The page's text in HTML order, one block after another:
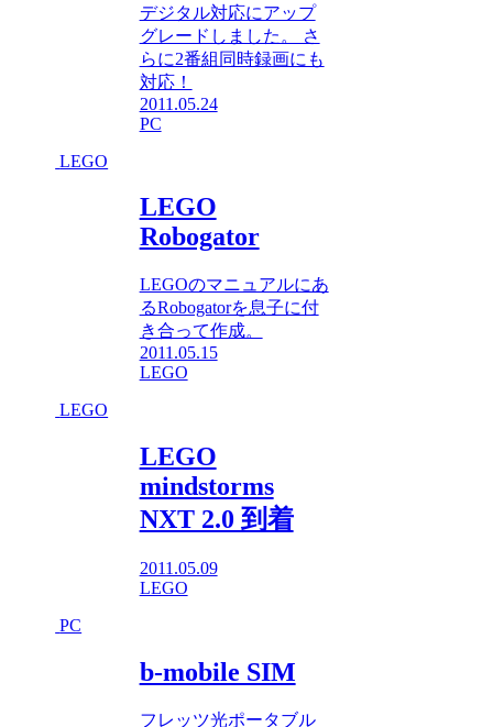
デジタル対応にアップ
グレードしました。 さ
らに2番組同時録画にも
対応！
2011.05.24
PC
LEGO
LEGO
Robogator
LEGOのマニュアルにあ
るRobogatorを息子に付
き合って作成。
2011.05.15
LEGO
LEGO
LEGO
mindstorms
NXT 2.0 到着
2011.05.09
LEGO
PC
b-mobile SIM
フレッツ光ポータブル